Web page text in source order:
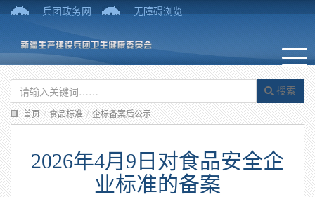
兵团政务网 无障碍浏览
搜索
首页 / 食品标准 / 企标备案后公示
2026年4月9日对食品安全企
业标准的备案